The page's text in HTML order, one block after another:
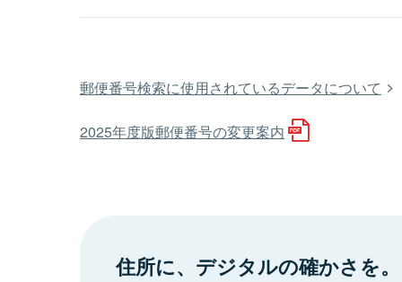
郵便番号検索に使用されているデータについて
2025年度版郵便番号の変更案内
住所に、デジタルの確かさを。